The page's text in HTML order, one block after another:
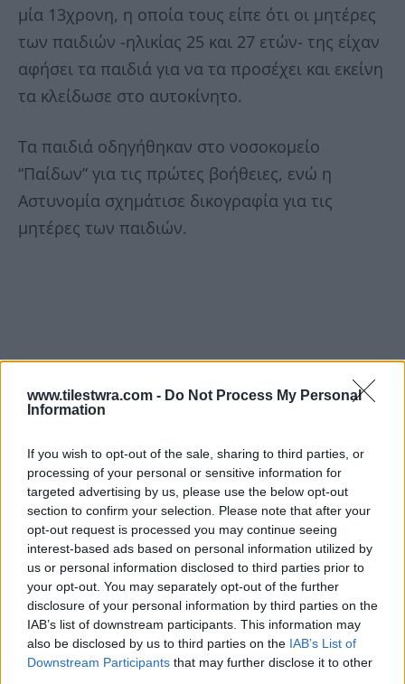
www.tilestwra.com - Do Not Process My Personal
Information
If you wish to opt-out of the sale, sharing to third parties, or
processing of your personal or sensitive information for
targeted advertising by us, please use the below opt-out
section to confirm your selection. Please note that after your
opt-out request is processed you may continue seeing
interest-based ads based on personal information utilized by
us or personal information disclosed to third parties prior to
your opt-out. You may separately opt-out of the further
disclosure of your personal information by third parties on the
IAB’s list of downstream participants. This information may
also be disclosed by us to third parties on the IAB’s List of
Downstream Participants that may further disclose it to other
μία 13χρονη, η οποία τους είπε ότι οι μητέρες
των παιδιών -ηλικίας 25 και 27 ετών- της είχαν
αφήσει τα παιδιά για να τα προσέχει και εκείνη
τα κλείδωσε στο αυτοκίνητο.
Τα παιδιά οδηγήθηκαν στο νοσοκομείο
“Παίδων” για τις πρώτες βοήθειες, ενώ η
Αστυνομία σχημάτισε δικογραφία για τις
μητέρες των παιδιών.